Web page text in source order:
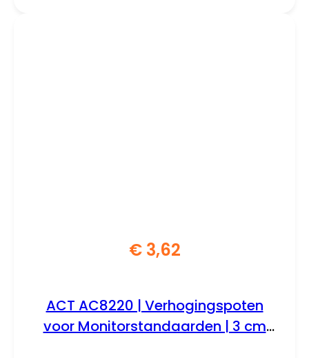
€3,62
ACT AC8220 | Verhogingspoten
voor Monitorstandaarden | 3 cm